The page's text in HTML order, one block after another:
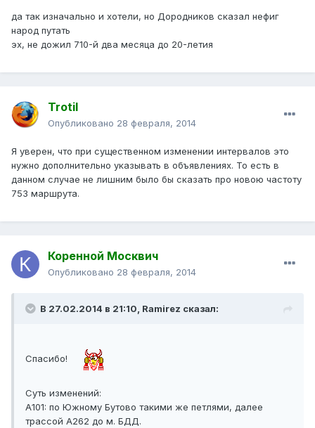
да так изначально и хотели, но Дородников сказал нефиг
народ путать
эх, не дожил 710-й два месяца до 20-летия
Trotil
Опубликовано 28 февраля, 2014
Я уверен, что при существенном изменении интервалов это
нужно дополнительно указывать в объявлениях. То есть в
данном случае не лишним было бы сказать про новою частоту
753 маршрута.
Коренной Москвич
Опубликовано 28 февраля, 2014
В 27.02.2014 в 21:10, Ramirez сказал:
Спасибо!
Суть изменений:
А101: по Южному Бутово такими же петлями, далее
трассой А262 до м. БДД.